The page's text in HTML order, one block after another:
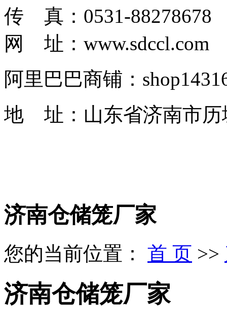
传 真：0531-88278678
网 址：www.sdccl.com
阿里巴巴商铺：
地 址：山东省济南市历
济南仓储笼厂家
您的当前位置： 首 页 >>
济南仓储笼厂家